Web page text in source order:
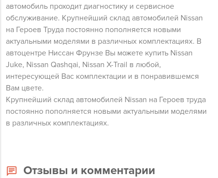
автомобиль проходит диагностику и сервисное
обслуживание. Крупнейший склад автомобилей Nissan
на Героев Труда постоянно пополняется новыми
актуальными моделями в различных комплектациях. В
автоцентре Ниссан Фрунзе Вы можете купить Nissan
Juke, Nissan Qashqai, Nissan X-Trail в любой,
интересующей Вас комплектации и в понравившемся
Вам цвете.
Крупнейший склад автомобилей Nissan на Героев труда
постоянно пополняется новыми актуальными моделями
в различных комплектациях.
Отзывы и комментарии